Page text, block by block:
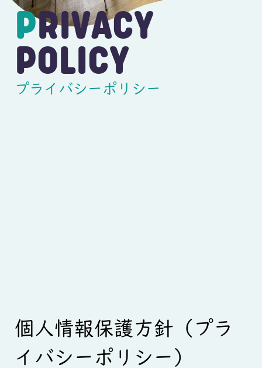
PRIVACY
POLICY
プライバシーポリシー
個人情報保護方針（プラ
イバシーポリシー）